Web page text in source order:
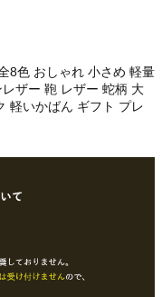
8色 おしゃれ 小さめ 軽量
ザー 鞄 レザー 蛇柄 大
軽いかばん ギフト プレ